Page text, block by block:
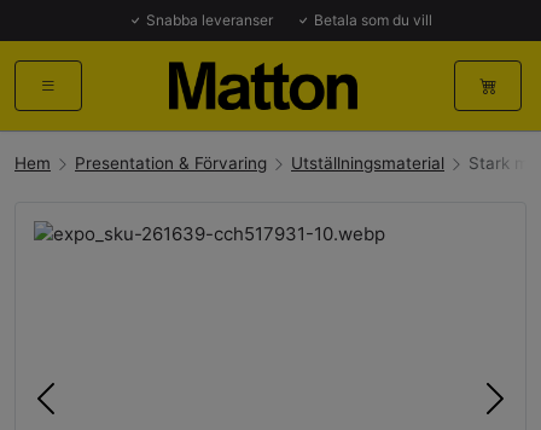
Snabba leveranser Betala som du vill
Hem Presentation & Förvaring Utställningsmaterial Stark
Föregående Nästa